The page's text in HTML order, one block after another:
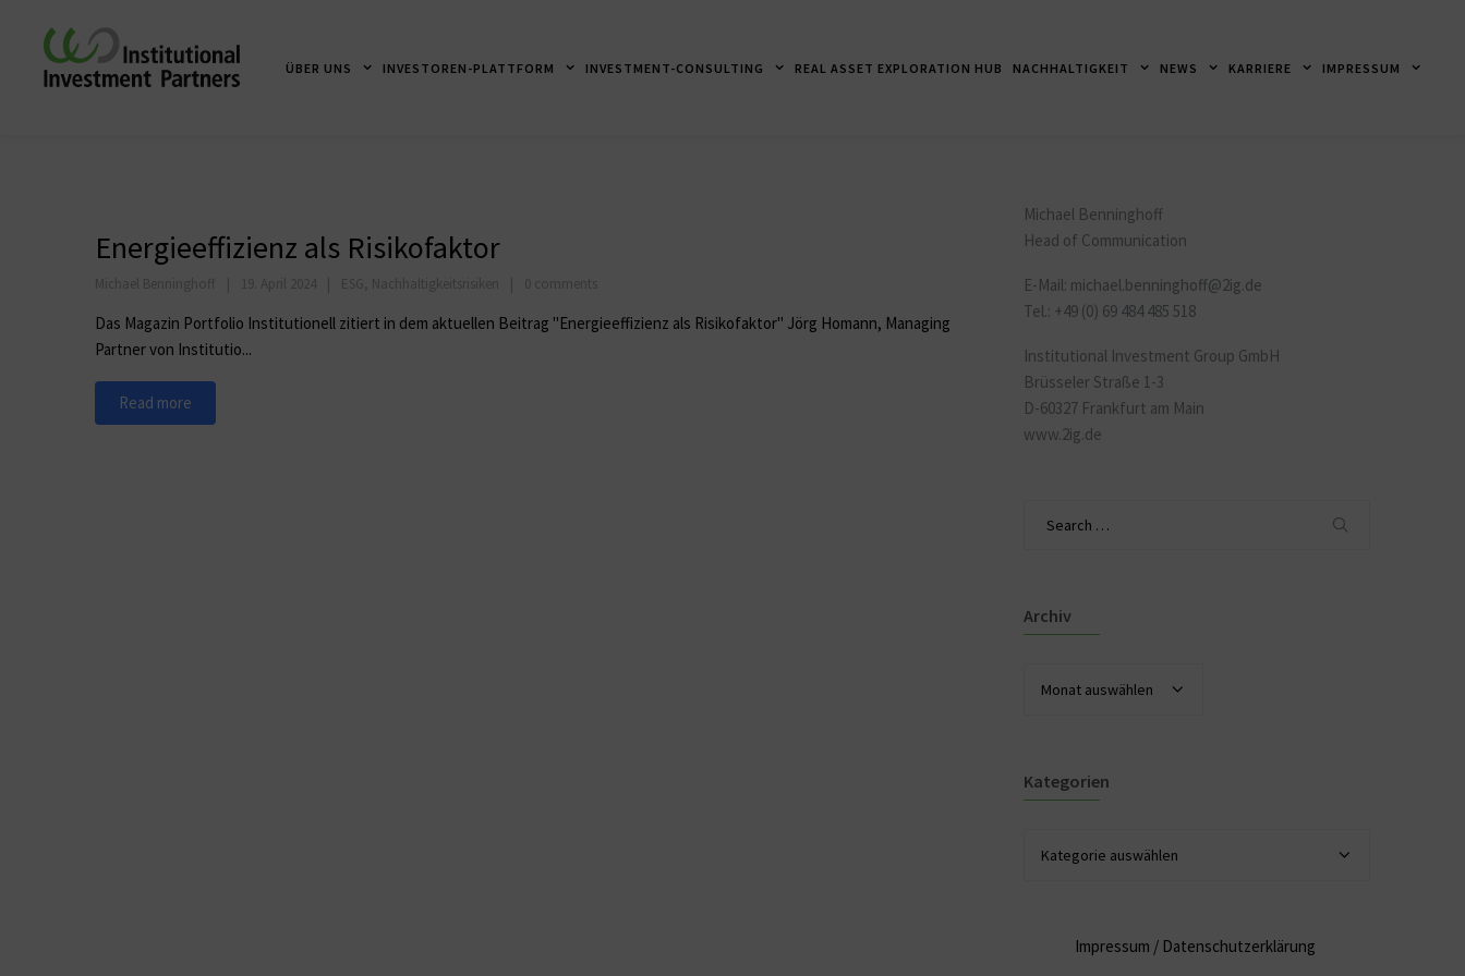
ÜBER UNS INVESTOREN-PLATTFORM INVESTMENT-CONSULTING REAL ASSET EXPLORATION HUB NACHHALTIGKEIT NEWS KARRIERE IMPRESSUM
Energieeffizienz als Risikofaktor
Das Magazin Portfolio Institutionell zitiert in dem aktuellen Beitrag "Energieeffizienz als Risikofaktor" Jörg Homann, Managing
Partner von Institutio...
Read more
Michael Benninghoff
Head of Communication
E-Mail: michael.benninghoff@2ig.de
Tel.: +49 (0) 69 484 485 518
Institutional Investment Group GmbH
Brüsseler Straße 1-3
D-60327 Frankfurt am Main
www.2ig.de
Archiv
Kategorien
Impressum / Datenschutzerklärung